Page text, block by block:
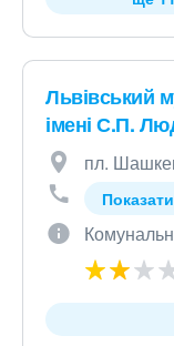
Львівський
імені С.П.
пл.